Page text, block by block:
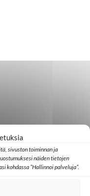
sivuston toiminnan ja
näiden tietojen
kohdassa ”Hallinnoi palveluja”.